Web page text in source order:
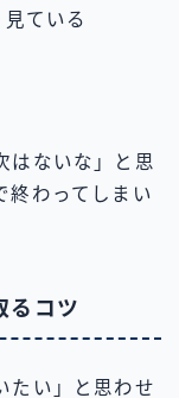
ている
はないな」と思
終わってしまい
るコツ
たい」と思わせ